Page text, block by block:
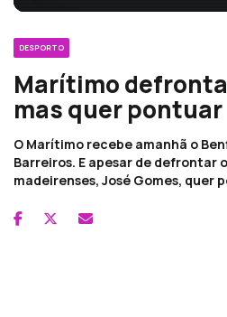
DESPORTO
Marítimo
mas quer
O Marítimo recebe amanhã o
Barreiros. E apesar de defrontar
madeirenses, José Gomes, quer